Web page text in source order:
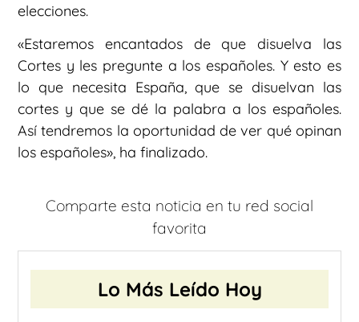
elecciones.
«Estaremos encantados de que disuelva las
Cortes y les pregunte a los españoles. Y esto es
lo que necesita España, que se disuelvan las
cortes y que se dé la palabra a los españoles.
Así tendremos la oportunidad de ver qué opinan
los españoles», ha finalizado.
Comparte esta noticia en tu red social
favorita
Lo Más Leído Hoy